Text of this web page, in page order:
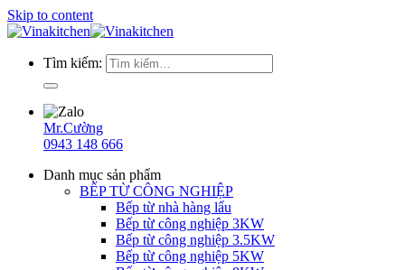
Skip to content
Tìm kiếm:
Mr.Cường
0943 148 666
Danh mục sản phẩm
BẾP TỪ CÔNG NGHIỆP
Bếp từ nhà hàng lẩu
Bếp từ công nghiệp 3KW
Bếp từ công nghiệp 3.5KW
Bếp từ công nghiệp 5KW